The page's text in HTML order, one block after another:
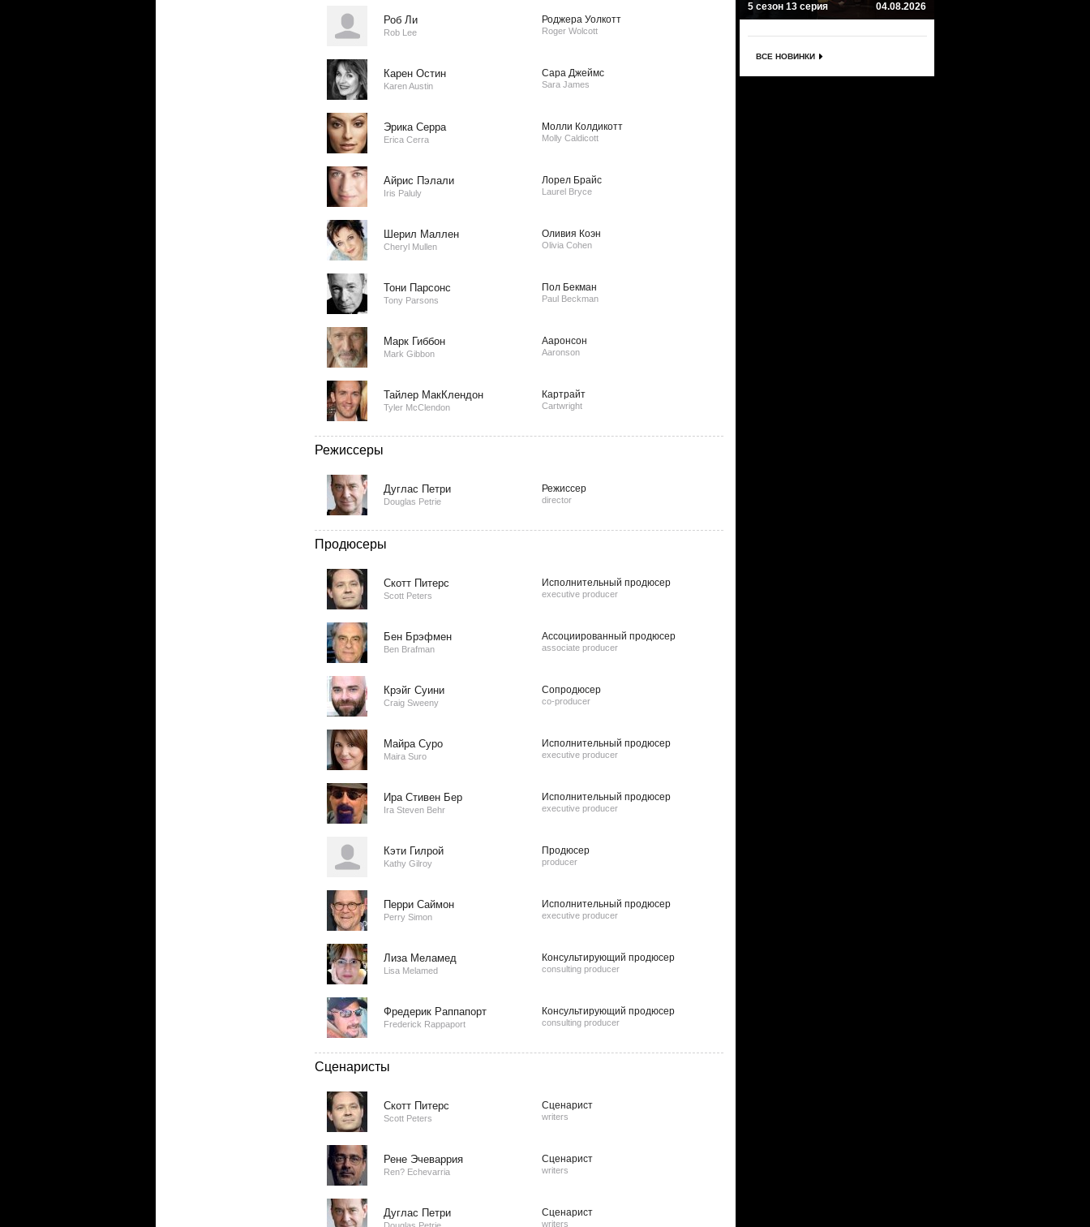
Роб Ли
Rob Lee
Роджера Уолкотт
Roger Wolcott
Карен Остин
Karen Austin
Сара Джеймс
Sara James
Эрика Серра
Erica Cerra
Молли Колдикотт
Molly Caldicott
Айрис Пэлали
Iris Paluly
Лорел Брайс
Laurel Bryce
Шерил Маллен
Cheryl Mullen
Оливия Коэн
Olivia Cohen
Тони Парсонс
Tony Parsons
Пол Бекман
Paul Beckman
Марк Гиббон
Mark Gibbon
Ааронсон
Aaronson
Тайлер МакКлендон
Tyler McClendon
Картрайт
Cartwright
Режиссеры
Дуглас Петри
Douglas Petrie
Режиссер
director
Продюсеры
Скотт Питерс
Scott Peters
Исполнительный продюсер
executive producer
Бен Брэфмен
Ben Brafman
Ассоциированный продюсер
associate producer
Крэйг Суини
Craig Sweeny
Сопродюсер
co-producer
Майра Суро
Maira Suro
Исполнительный продюсер
executive producer
Ира Стивен Бер
Ira Steven Behr
Исполнительный продюсер
executive producer
Кэти Гилрой
Kathy Gilroy
Продюсер
producer
Перри Саймон
Perry Simon
Исполнительный продюсер
executive producer
Лиза Меламед
Lisa Melamed
Консультирующий продюсер
consulting producer
Фредерик Раппапорт
Frederick Rappaport
Консультирующий продюсер
consulting producer
Сценаристы
Скотт Питерс
Scott Peters
Сценарист
writers
Рене Эчеваррия
Ren? Echevarria
Сценарист
writers
Дуглас Петри Сценарист
writers
5 сезон 13 серия 04.08.2026
ВСЕ НОВИНКИ